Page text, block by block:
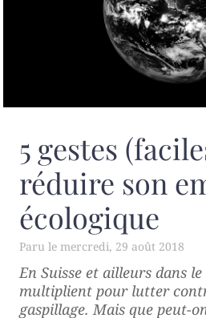
5 gestes
réduire son
écologique
mercredi, 29 août 2018
En Suisse et ailleurs dans
multiplient pour lutter
gaspillage. Mais que peut-